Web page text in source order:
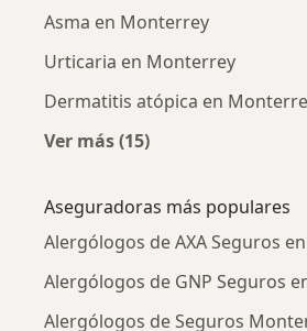
Asma en Monterrey
Urticaria en Monterrey
Dermatitis atópica en
Ver más (15)
Aseguradoras más populares
Alergólogos de AXA Seguros
Alergólogos de GNP Seguros
Alergólogos de Seguros